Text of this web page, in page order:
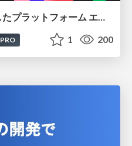
AIエージェントを前提としたプラットフォーム エンジニアリング：GKEで作るAgent-Ready Golden Path
PRO 1 200